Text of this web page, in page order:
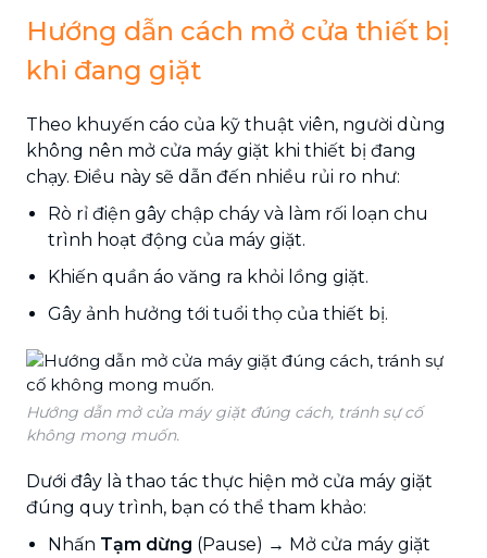
Hướng dẫn cách mở cửa thiết bị
khi đang giặt
Theo khuyến cáo của kỹ thuật viên, người dùng
không nên mở cửa máy giặt khi thiết bị đang
chạy. Điều này sẽ dẫn đến nhiều rủi ro như:
Rò rỉ điện gây chập cháy và làm rối loạn chu
trình hoạt động của máy giặt.
Khiến quần áo văng ra khỏi lồng giặt.
Gây ảnh hưởng tới tuổi thọ của thiết bị.
Hướng dẫn mở cửa máy giặt đúng cách, tránh sự cố
không mong muốn.
Dưới đây là thao tác thực hiện mở cửa máy giặt
đúng quy trình, bạn có thể tham khảo:
Nhấn Tạm dừng (Pause) → Mở cửa máy giặt